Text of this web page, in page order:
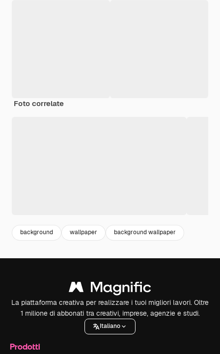
Foto correlate
background wallpaper background wallpaper
La piattaforma creativa per realizzare i tuoi migliori lavori. Oltre
1 milione di abbonati tra creativi, imprese, agenzie e studi.
Italiano
Prodotti